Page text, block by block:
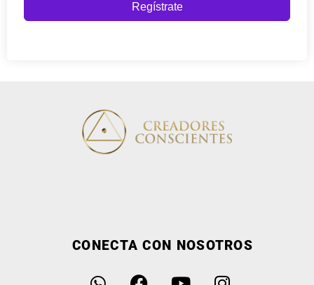
Regístrate
CONECTA CON NOSOTROS